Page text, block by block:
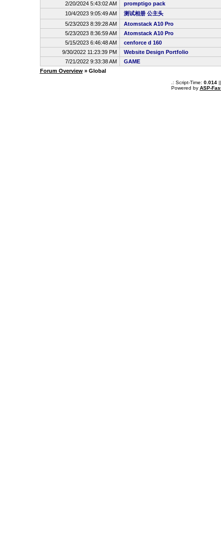
2/20/2024 5:43:02 AM
promptigo pack
10/4/2023 9:05:49 AM
测试相册 公主头
5/23/2023 8:39:28 AM
Atomstack A10 Pro
5/23/2023 8:36:59 AM
Atomstack A10 Pro
5/15/2023 6:46:48 AM
cenforce d 160
9/30/2022 11:23:39 PM
Website Design Portfolio
7/21/2022 9:33:38 AM
GAME
Forum Overview» Global
.: Script-Time: 0.014||
Powered by ASP-